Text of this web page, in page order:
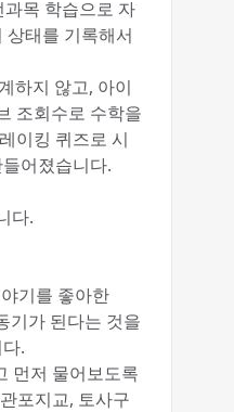
목 학습으로 자
태를 기록해서
하지 않고, 아이
조회수로 수학을
이킹 퀴즈로 시
어졌습니다.
다.
기를 좋아한
기가 된다는 것을
.
먼저 물어보도록
포지교, 토사구